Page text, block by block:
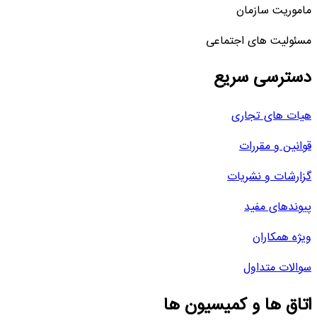
ماموریت سازمان
مسئولیت های اجتماعی
دسترسی سریع
هیات های تجاری
قوانین و مقررات
گزارشات و نشریات
پیوندهای مفید
ویژه همکاران
سوالات متداول
اتاق ها و کمیسیون ها